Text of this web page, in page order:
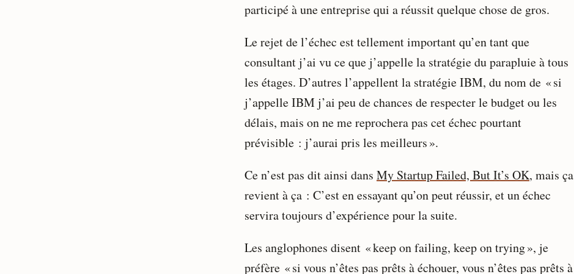
participé à une entreprise qui a réussit quelque chose de gros.
Le rejet de l’échec est tellement important qu’en tant que
consultant j’ai vu ce que j’appelle la stratégie du parapluie à tous
les étages. D’autres l’appellent la stratégie IBM, du nom de « si
j’appelle IBM j’ai peu de chances de respecter le budget ou les
délais, mais on ne me reprochera pas cet échec pourtant
prévisible : j’aurai pris les meilleurs ».
Ce n’est pas dit ainsi dans My Startup Failed, But It’s OK, mais ça
revient à ça : C’est en essayant qu’on peut réussir, et un échec
servira toujours d’expérience pour la suite.
Les anglophones disent « keep on failing, keep on trying », je
préfère « si vous n’êtes pas prêts à échouer, vous n’êtes pas prêts à